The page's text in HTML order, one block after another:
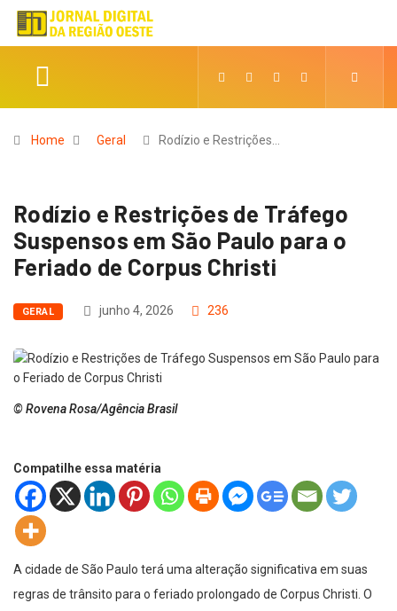
Home Geral Rodízio e Restrições…
Rodízio e Restrições de Tráfego
Suspensos em São Paulo para o
Feriado de Corpus Christi
GERAL junho 4, 2026 236
© Rovena Rosa/Agência Brasil
Compatilhe essa matéria
A cidade de São Paulo terá uma alteração significativa em suas
regras de trânsito para o feriado prolongado de Corpus Christi. O